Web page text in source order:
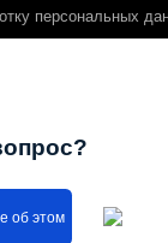
персональных
об этом